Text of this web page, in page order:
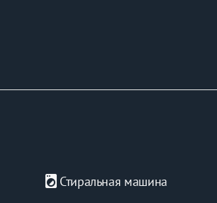
local_laundry_service Стиральная машина